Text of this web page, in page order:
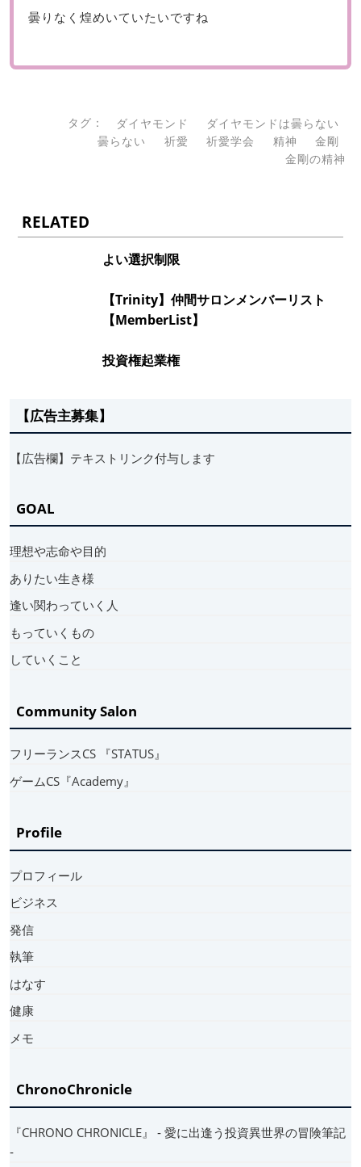
曇りなく煌めいていたいですね
タグ： ダイヤモンド
ダイヤモンドは曇らない
曇らない
祈愛 祈愛学会 精神
金剛
金剛の精神
RELATED
よい選択制限
【Trinity】仲間サロンメンバーリスト
【MemberList】
投資権起業権
【広告主募集】
【広告欄】テキストリンク付与します
GOAL
理想や志命や目的
ありたい生き様
逢い関わっていく人
もっていくもの
していくこと
Community Salon
フリーランスCS 『STATUS』
ゲームCS『Academy』
Profile
プロフィール
ビジネス
発信
執筆
はなす
健康
メモ
ChronoChronicle
『CHRONO CHRONICLE』 ‐ 愛に出逢う投資異世界の冒険筆記
‐